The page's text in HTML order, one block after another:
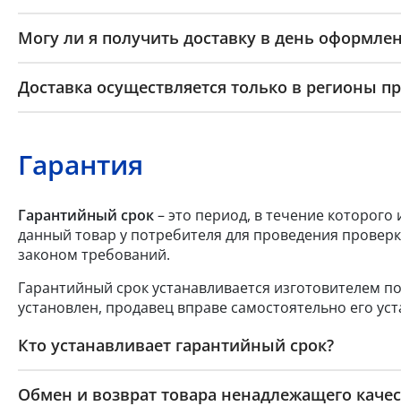
Могу ли я получить доставку в день
Доставка осуществляется только в регионы
Гарантия
Гарантийный срок– это период, в течение которого
данный товар у потребителя для проведения
законом требований.
Гарантийный срок устанавливается изготовителем
установлен, продавец вправе самостоятельно его
Кто устанавливает гарантийный срок?
Обмен и возврат товара ненадлежащего